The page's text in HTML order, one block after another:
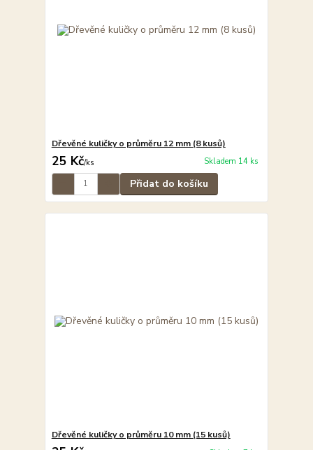
Dřevěné kuličky o průměru 12 mm (8 kusů)
25 Kč/ks Skladem 14 ks
Přidat do košíku
Dřevěné kuličky o průměru 10 mm (15 kusů)